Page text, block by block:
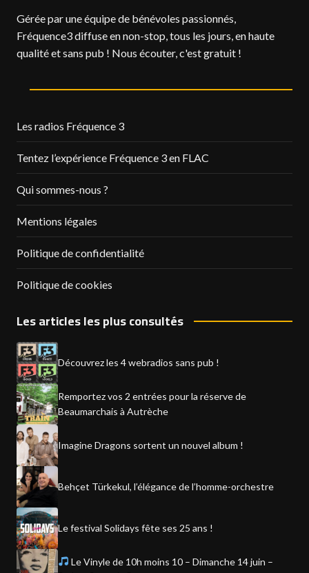
Gérée par une équipe de bénévoles passionnés,
Fréquence3 diffuse en non-stop, tous les jours, en haute
qualité et sans pub ! Nous écouter, c'est gratuit !
Les radios Fréquence 3
Tentez l’expérience Fréquence 3 en FLAC
Qui sommes-nous ?
Mentions légales
Politique de confidentialité
Politique de cookies
Les articles les plus consultés
Découvrez les 4 webradios sans pub !
Remportez vos 2 entrées pour la réserve de
Beaumarchais à Autrèche
Imagine Dragons sortent un nouvel album !
Behçet Türkekul, l’élégance de l’homme-orchestre
Le festival Solidays fête ses 25 ans !
Le Vinyle de 10h moins 10 – Dimanche 14 juin –